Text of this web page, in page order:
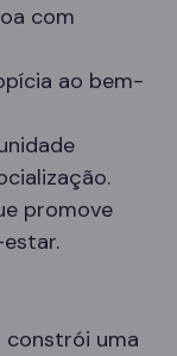
com
ao bem-
promove
constrói uma